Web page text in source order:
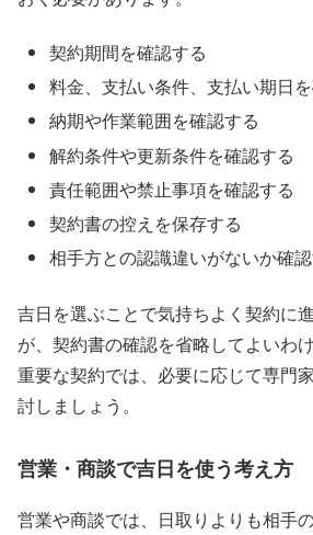
契約期間を確認する
料金、支払い条件、支払い期日
納期や作業範囲を確認する
解約条件や更新条件を確認する
責任範囲や禁止事項を確認する
契約書の控えを保存する
相手方との認識違いがないか確
吉日を選ぶことで気持ちよく契約に
が、契約書の確認を省略してよいわ
重要な契約では、必要に応じて専門
討しましょう。
営業・商談で吉日を使う考え方
営業や商談では、日取りよりも相手